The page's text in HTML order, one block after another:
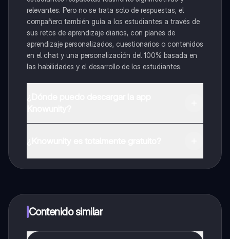
relevantes. Pero no se trata solo de respuestas, el
compañero también guía a los estudiantes a través de
sus retos de aprendizaje diarios, con planes de
aprendizaje personalizados, cuestionarios o contenidos
en el chat y una personalización del 100% basada en
las habilidades y el desarrollo de los estudiantes.
a determinadas funciones.
Contenido similar